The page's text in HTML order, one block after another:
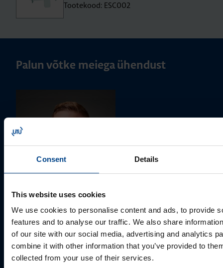
Consent Details
This website uses cookies
We use cookies to personalise content and ads, to provide
features and to analyse our traffic. We also share
of our site with our social media, advertising and analytics
combine it with other information that you’ve provided to
collected from your use of their services.
Tootekood: ESC002
Palun võtke meiega ühendust
MÜÜGIJUHT
Mark Milvek
+372 56560000
mark.milvek@utugroup.com